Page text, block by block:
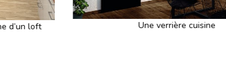
loft Une verrière cuisine